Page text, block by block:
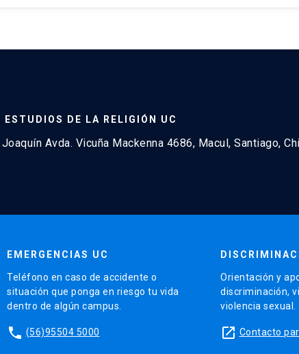
ESTUDIOS DE LA RELIGIÓN UC
Avda. Vicuña Mackenna 4686, Macul, Santiago,
EMERGENCIAS UC
Teléfono en caso de accidente o
situación que ponga en riesgo tu vida
dentro de algún campus.
phone (56)95504 5000
Orientación y
discriminación,
violencia sexual.
launch Contacto